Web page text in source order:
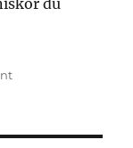
du
on